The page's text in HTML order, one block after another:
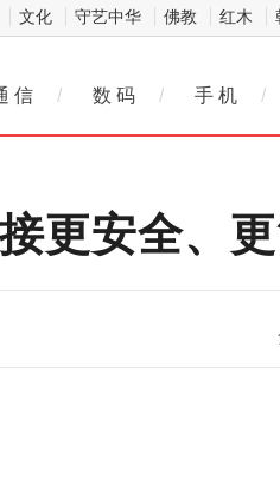
文化 守艺中华 佛教 红木
信 / 数 码 / 手 机 /
更安全、